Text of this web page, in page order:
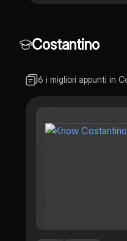
Costantino
6 i migliori appunti in